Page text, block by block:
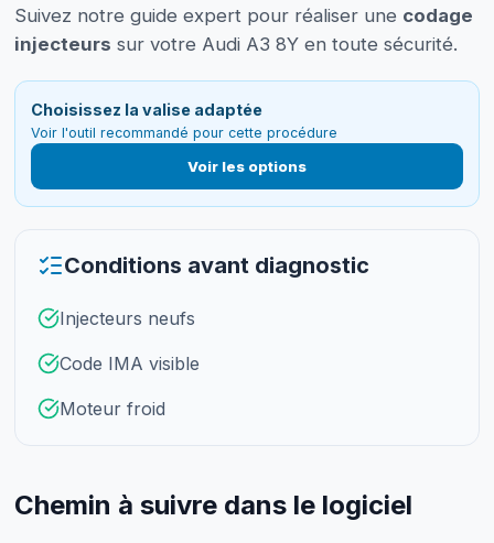
Suivez notre guide expert pour réaliser une codage
injecteurs sur votre Audi A3 8Y en toute sécurité.
Choisissez la valise adaptée
Voir l'outil recommandé pour cette procédure
Voir les options
Conditions avant diagnostic
Injecteurs neufs
Code IMA visible
Moteur froid
Chemin à suivre dans le logiciel